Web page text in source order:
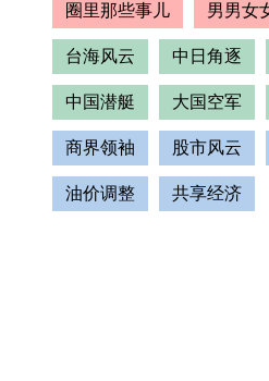
圈里那些事儿 男男女
台海风云 中日角逐
中国潜艇 大国空军
商界领袖 股市风云
油价调整 共享经济